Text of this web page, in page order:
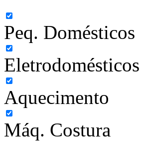
Peq. Domésticos
Eletrodomésticos
Aquecimento
Máq. Costura